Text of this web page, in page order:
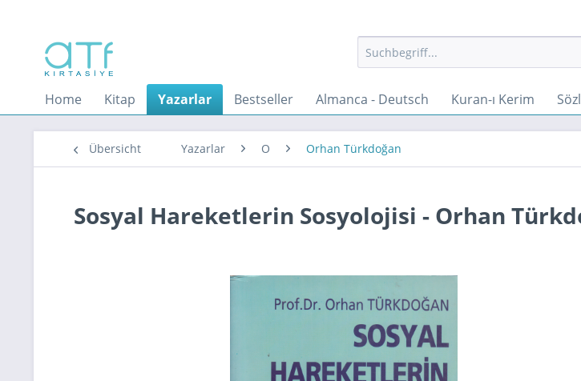
Home Kitap Yazarlar Bestseller Almanca - Deutsch Kuran-ı Kerim
Übersicht Yazarlar O Orhan Türkdoğan
Sosyal Hareketlerin Sosyolojisi - Orhan